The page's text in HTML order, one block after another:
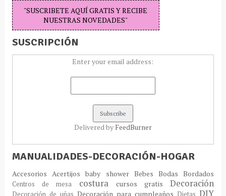
"SUSCRIBETE AQUÍ GRATIS Y RECIBE
NUESTRAS NOVEDADES"
SUSCRIPCIÓN
Enter your email address:
Delivered by FeedBurner
MANUALIDADES-DECORACIÓN-HOGAR
AccesoriosAcertijosbaby shower Bebes BodasBordados
Centros de mesa costura cursos gratisDecoración
Decoración de uñas Decoración para cumpleaños Dietas DIY